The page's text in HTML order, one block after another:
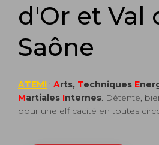
d'Or et Val
Saône
ATEMI : Arts, Techniques E
Martiales Internes. Détente,
pour une efficacité en toutes